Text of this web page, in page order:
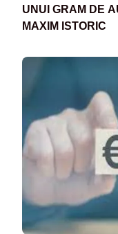
UNUI GRAM DE
MAXIM ISTORIC